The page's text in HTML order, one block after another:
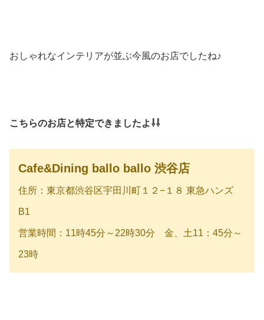
おしゃれなインテリアが並ぶ今風のお店でしたね♪
こちらのお店と特定できましたよ⇩⇩
Cafe&Dining ballo ballo 渋谷店
住所：東京都渋谷区宇田川町１２−１８ 東急ハンズ
B1
営業時間：11時45分～22時30分 金、土11：45分～
23時